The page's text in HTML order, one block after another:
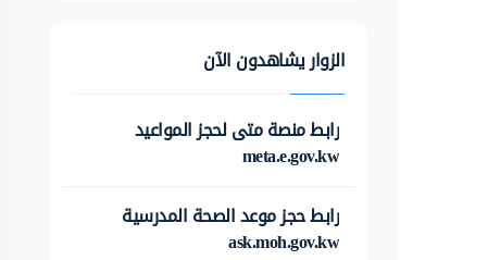
الزوار يشاهدون الآن
رابط منصة متى لحجز المواعيد
meta.e.gov.kw
رابط حجز موعد الصحة المدرسية
ask.moh.gov.kw